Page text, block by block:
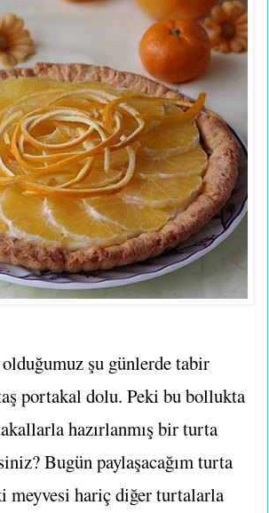
olduğumuz şu günlerde tabir
portakal dolu. Peki bu bollukta
hazırlanmış bir turta
Bugün paylaşacağım turta
meyvesi hariç diğer turtalarla